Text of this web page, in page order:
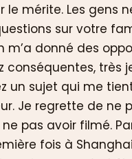
le mérite. Les gens
sur votre
m’a donné des
conséquentes, très
un sujet qui me
Je regrette de ne
pas avoir filmé.
fois à Shanghai